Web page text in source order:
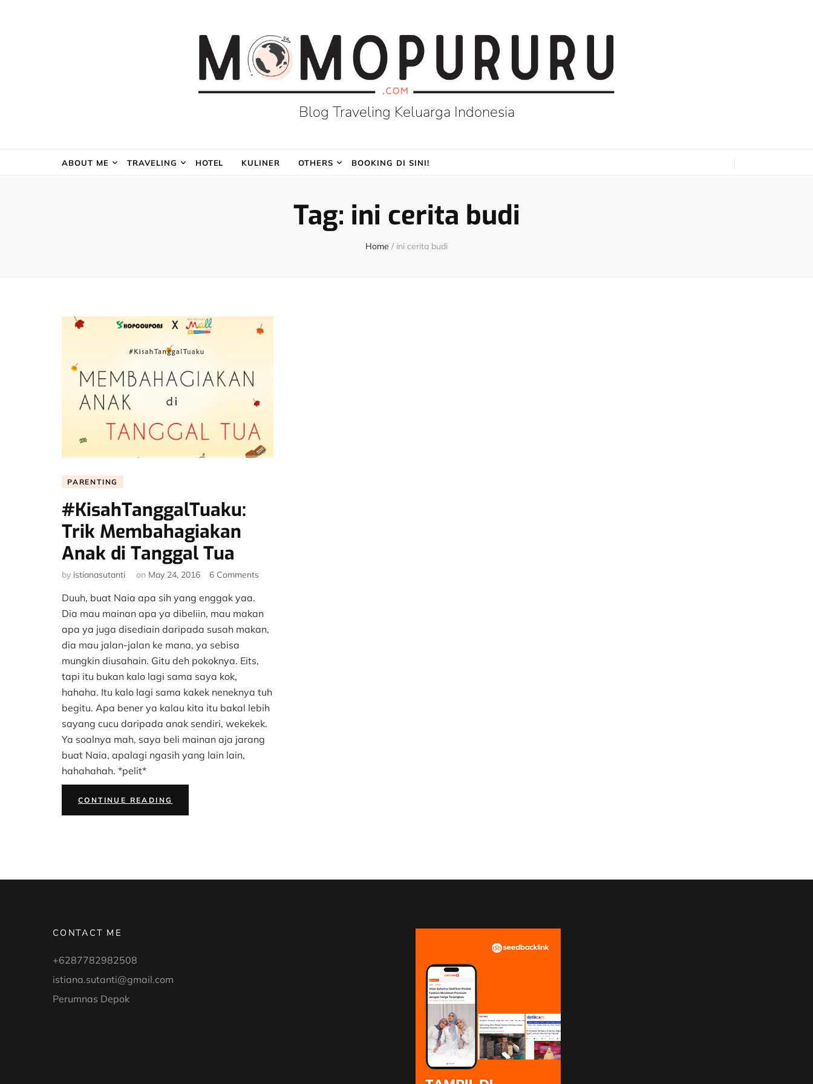
Blog Traveling Keluarga Indonesia
ABOUT ME TRAVELING HOTEL KULINER OTHERS BOOKING DI SINI!
Tag: ini cerita budi
Home / ini cerita budi
PARENTING
#KisahTanggalTuaku:
Trik Membahagiakan
Anak di Tanggal Tua
by istianasutanti on May 24, 2016 6 Comments
Membahagiakan
Anak
Duuh, buat Naia apa sih yang enggak yaa.
Dia mau mainan apa ya dibeliin, mau makan
apa ya juga disediain daripada susah makan,
dia mau jalan-jalan ke mana, ya sebisa
mungkin diusahain. Gitu deh pokoknya. Eits,
tapi itu bukan kalo lagi sama saya kok,
hahaha. Itu kalo lagi sama kakek neneknya tuh
begitu. Apa bener ya kalau kita itu bakal lebih
sayang cucu daripada anak sendiri, wekekek.
Ya soalnya mah, saya beli mainan aja jarang
buat Naia, apalagi ngasih yang lain lain,
hahahahah. *pelit*
CONTINUE READINGTRIK
ANAK
CONTACT ME
+6287782982508
istiana.sutanti@gmail.com
Perumnas Depok